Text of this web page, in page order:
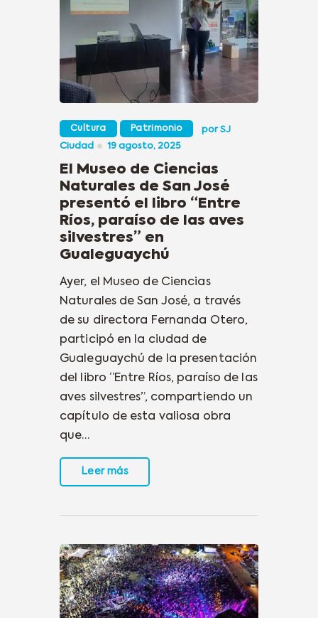
Cultura Patrimonio porSJ
Ciudad
19 agosto, 2025
El Museo de Ciencias
Naturales de San José
presentó el libro “Entre
Ríos, paraíso de las aves
silvestres” en
Gualeguaychú
Ayer, el Museo de Ciencias
Naturales de San José, a través
de su directora Fernanda Otero,
participó en la ciudad de
Gualeguaychú de la presentación
del libro “Entre Ríos, paraíso de las
aves silvestres”, compartiendo un
capítulo de esta valiosa obra
que…
Leer más